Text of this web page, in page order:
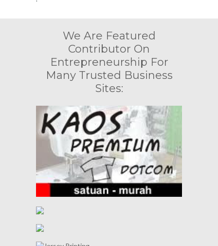
We Are Featured
Contributor On
Entrepreneurship For
Many Trusted Business
Sites: